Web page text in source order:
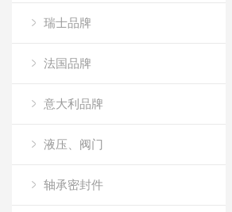
瑞士品牌
法国品牌
意大利品牌
液压、阀门
轴承密封件